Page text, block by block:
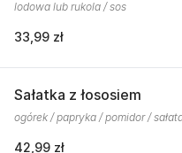
lodowa lub rukola / sos
33,99 zł
Sałatka z łososiem
ogórek / papryka / pomidor /
42,99 zł